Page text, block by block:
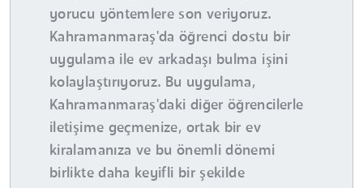
yorucu yöntemlere son veriyoruz.
Kahramanmaraş'da öğrenci dostu bir
uygulama ile ev arkadaşı bulma işini
kolaylaştırıyoruz. Bu uygulama,
Kahramanmaraş'daki diğer öğrencilerle
iletişime geçmenize, ortak bir ev
kiralamanıza ve bu önemli dönemi
birlikte daha keyifli bir şekilde